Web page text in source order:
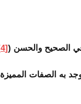
الصحيح والحسن ([4]
به الصفات